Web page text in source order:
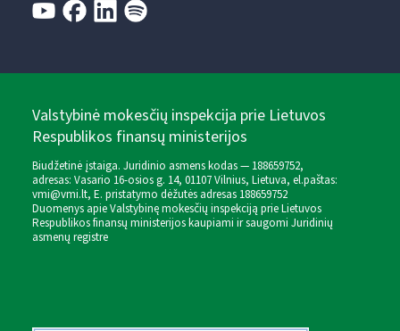
Valstybinė mokesčių inspekcija prie Lietuvos
Respublikos finansų ministerijos
Biudžetinė įstaiga. Juridinio asmens kodas — 188659752,
adresas: Vasario 16-osios g. 14, 01107 Vilnius, Lietuva, el.paštas:
vmi@vmi.lt, E. pristatymo dėžutės adresas 188659752
Duomenys apie Valstybinę mokesčių inspekciją prie Lietuvos
Respublikos finansų ministerijos kaupiami ir saugomi Juridinių
asmenų registre